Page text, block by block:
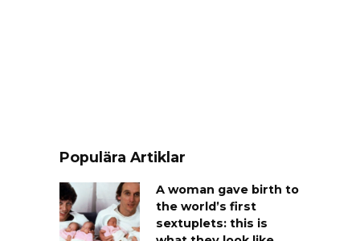
Populära Artiklar
A woman gave birth to
the world’s first
sextuplets: this is